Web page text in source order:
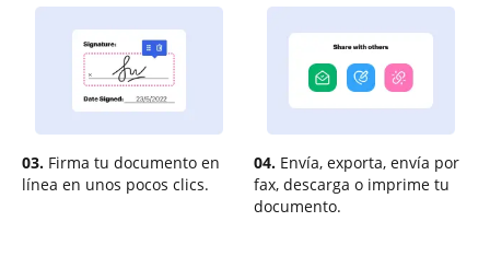
03. Firma tu documento en
línea en unos pocos clics.
04. Envía, exporta, envía por
fax, descarga o imprime tu
documento.